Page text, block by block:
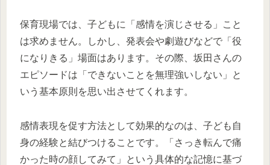
保育現場では、子どもに「感情を演じさせる」こと
は求めません。しかし、発表会や劇遊びなどで「役
になりきる」場面はあります。その際、坂田さんの
エピソードは「できないことを無理強いしない」と
いう基本原則を思い出させてくれます。
感情表現を促す方法として効果的なのは、子ども自
身の経験と結びつけることです。「さっき転んで痛
かった時の顔してみて」という具体的な記憶に基づ